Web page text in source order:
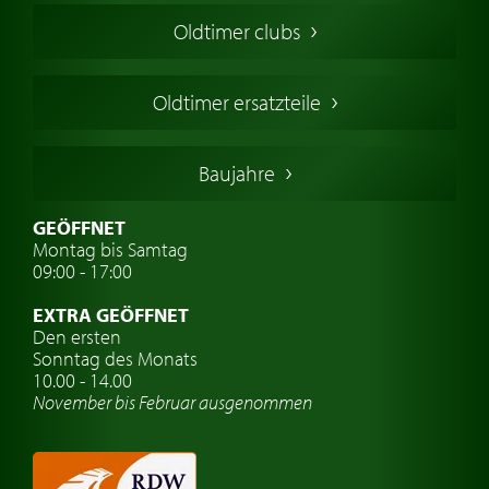
Englische Oldtimer
Deutsche Oldtimer
Schwedische Oldtimer
Oldtimer mit h-kennzeichen
Auto Oldtimer Markt
Oldtimer-Versicherung
Oldtimer-Clubs
Oldtimer-Reisen
Automarken uhren
Oldtimer clubs
Oldtimer ersatzteile
Baujahre
GEÖFFNET
Montag bis Samtag
09:00 - 17:00
EXTRA GEÖFFNET
Den ersten
Sonntag des Monats
10.00 - 14.00
November bis Februar ausgenommen